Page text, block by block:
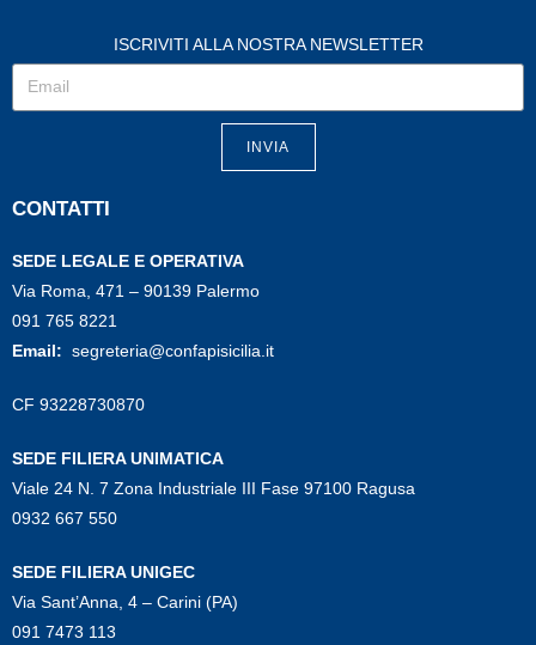
ISCRIVITI ALLA NOSTRA NEWSLETTER
INVIA
CONTATTI
SEDE LEGALE E OPERATIVA
Via Roma, 471 – 90139 Palermo
091 765 8221
Email: segreteria@confapisicilia.it
CF 93228730870
SEDE FILIERA UNIMATICA
Viale 24 N. 7 Zona Industriale III Fase 97100 Ragusa
0932 667 550
SEDE FILIERA UNIGEC
Via Sant’Anna, 4 – Carini (PA)
091 7473 113